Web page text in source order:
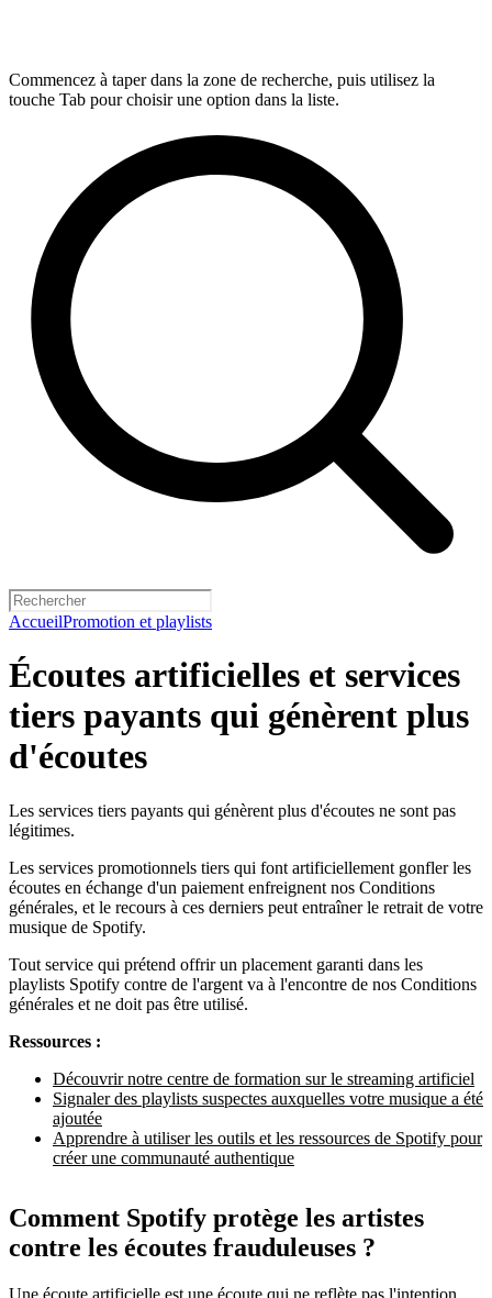
Commencez à taper dans la zone de recherche, puis utilisez la
touche Tab pour choisir une option dans la liste.
AccueilPromotion et playlists
Écoutes artificielles et services
tiers payants qui génèrent plus
d'écoutes
Les services tiers payants qui génèrent plus d'écoutes ne sont pas
légitimes.
Les services promotionnels tiers qui font artificiellement gonfler les
écoutes en échange d'un paiement enfreignent nos Conditions
générales, et le recours à ces derniers peut entraîner le retrait de votre
musique de Spotify.
Tout service qui prétend offrir un placement garanti dans les
playlists Spotify contre de l'argent va à l'encontre de nos Conditions
générales et ne doit pas être utilisé.
Ressources :
Découvrir notre centre de formation sur le streaming artificiel
Signaler des playlists suspectes auxquelles votre musique a été
ajoutée
Apprendre à utiliser les outils et les ressources de Spotify pour
créer une communauté authentique
Comment Spotify protège les artistes
contre les écoutes frauduleuses ?
Une écoute artificielle est une écoute qui ne reflète pas l'intention